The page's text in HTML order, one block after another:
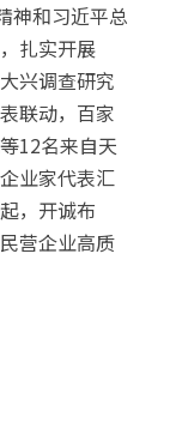
神和习近平总
扎实开展
兴调查研究
联动，百家
12名来自天
业家代表汇
，开诚布
营企业高质